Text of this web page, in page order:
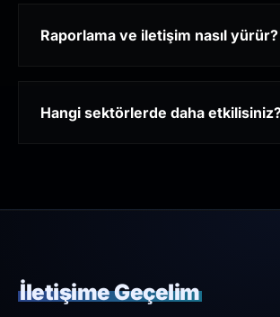
Raporlama ve iletişim nasıl yürür?
Hangi sektörlerde daha
İletişime Geçelim